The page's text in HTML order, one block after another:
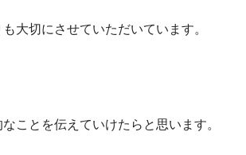
大切にさせていただいています。
ことを伝えていけたらと思います。